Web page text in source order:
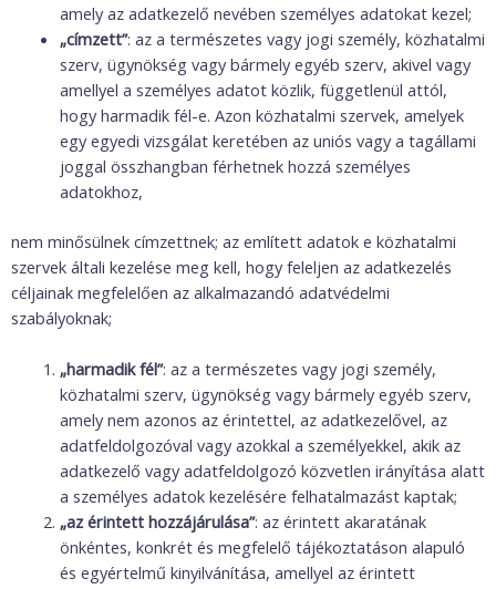
amely az adatkezelő nevében személyes adatokat kezel;
„címzett”: az a természetes vagy jogi személy, közhatalmi
szerv, ügynökség vagy bármely egyéb szerv, akivel vagy
amellyel a személyes adatot közlik, függetlenül attól,
hogy harmadik fél-e. Azon közhatalmi szervek, amelyek
egy egyedi vizsgálat keretében az uniós vagy a tagállami
joggal összhangban férhetnek hozzá személyes
adatokhoz,
nem minősülnek címzettnek; az említett adatok e közhatalmi
szervek általi kezelése meg kell, hogy feleljen az adatkezelés
céljainak megfelelően az alkalmazandó adatvédelmi
szabályoknak;
„harmadik fél”: az a természetes vagy jogi személy,
közhatalmi szerv, ügynökség vagy bármely egyéb szerv,
amely nem azonos az érintettel, az adatkezelővel, az
adatfeldolgozóval vagy azokkal a személyekkel, akik az
adatkezelő vagy adatfeldolgozó közvetlen irányítása alatt
a személyes adatok kezelésére felhatalmazást kaptak;
„az érintett hozzájárulása”: az érintett akaratának
önkéntes, konkrét és megfelelő tájékoztatáson alapuló
és egyértelmű kinyilvánítása, amellyel az érintett